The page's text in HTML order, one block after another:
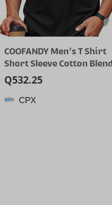
COOFANDY Men’s T Shirt
Short Sleeve Cotton Blend
T-Shirts Crew Neck Casual
Summer Basic Tee Shirts
Q532.25
CPX